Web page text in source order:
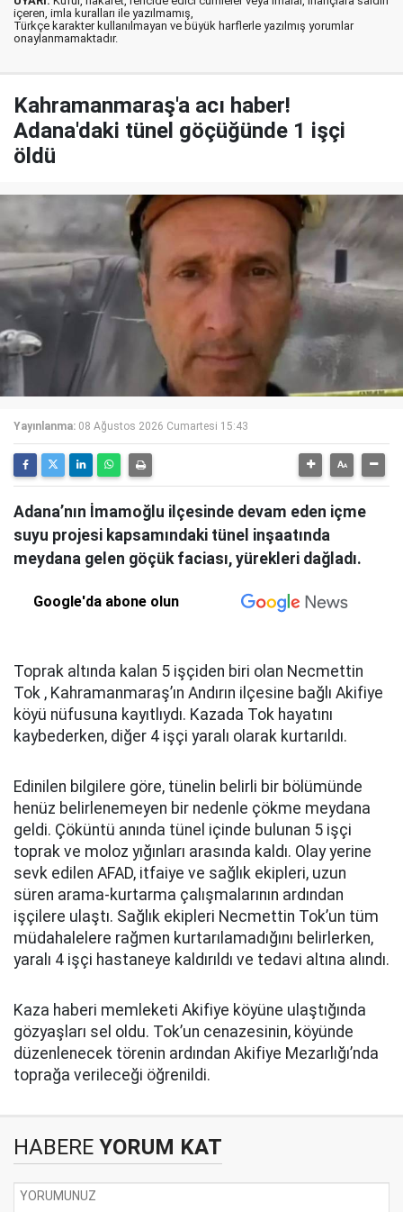
içeren, imla kuralları ile yazılmamış,
Türkçe karakter kullanılmayan ve büyük harflerle yazılmış yorumlar
onaylanmamaktadır.
Kahramanmaraş'a acı haber!
Adana'daki tünel göçüğünde 1 işçi
öldü
Yayınlanma: 08 Ağustos 2026 Cumartesi 15:43
Adana’nın İmamoğlu ilçesinde devam eden içme
suyu projesi kapsamındaki tünel inşaatında
meydana gelen göçük faciası, yürekleri dağladı.
Google'da abone olun
Toprak altında kalan 5 işçiden biri olan Necmettin
Tok , Kahramanmaraş’ın Andırın ilçesine bağlı Akifiye
köyü nüfusuna kayıtlıydı. Kazada Tok hayatını
kaybederken, diğer 4 işçi yaralı olarak kurtarıldı.
Edinilen bilgilere göre, tünelin belirli bir bölümünde
henüz belirlenemeyen bir nedenle çökme meydana
geldi. Çöküntü anında tünel içinde bulunan 5 işçi
toprak ve moloz yığınları arasında kaldı. Olay yerine
sevk edilen AFAD, itfaiye ve sağlık ekipleri, uzun
süren arama-kurtarma çalışmalarının ardından
işçilere ulaştı. Sağlık ekipleri Necmettin Tok’un tüm
müdahalelere rağmen kurtarılamadığını belirlerken,
yaralı 4 işçi hastaneye kaldırıldı ve tedavi altına alındı.
Kaza haberi memleketi Akifiye köyüne ulaştığında
gözyaşları sel oldu. Tok’un cenazesinin, köyünde
düzenlenecek törenin ardından Akifiye Mezarlığı’nda
toprağa verileceği öğrenildi.
HABERE YORUM KAT